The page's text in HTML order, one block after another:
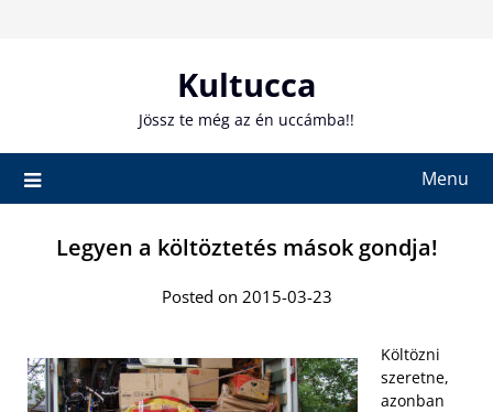
Kultucca
Jössz te még az én uccámba!!
Menu
Legyen a költöztetés mások gondja!
Posted on 2015-03-23
Költözni
szeretne,
azonban